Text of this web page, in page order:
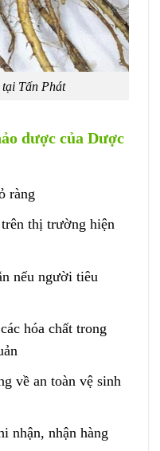
tại Tấn Phát
dược của Dược
ràng
thị trường hiện
nếu người tiêu
hóa chất trong
về an toàn vệ sinh
nhận, nhận hàng